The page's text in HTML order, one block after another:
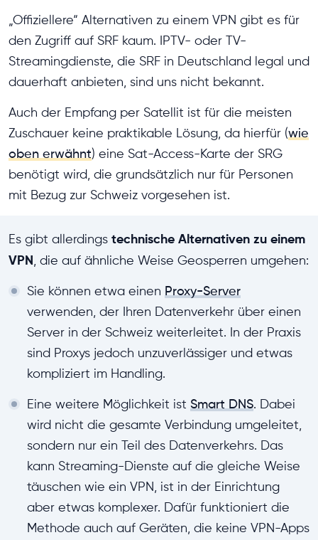
„Offiziellere“ Alternativen zu einem VPN gibt es für
den Zugriff auf SRF kaum. IPTV- oder TV-
Streamingdienste, die SRF in Deutschland legal und
dauerhaft anbieten, sind uns nicht bekannt.
Auch der Empfang per Satellit ist für die meisten
Zuschauer keine praktikable Lösung, da hierfür (wie
oben erwähnt) eine Sat-Access-Karte der SRG
benötigt wird, die grundsätzlich nur für Personen
mit Bezug zur Schweiz vorgesehen ist.
Es gibt allerdings technische Alternativen zu einem
VPN , die auf ähnliche Weise Geosperren umgehen:
Sie können etwa einen Proxy-Server
verwenden, der Ihren Datenverkehr über einen
Server in der Schweiz weiterleitet. In der Praxis
sind Proxys jedoch unzuverlässiger und etwas
kompliziert im Handling.
Eine weitere Möglichkeit ist Smart DNS. Dabei
wird nicht die gesamte Verbindung umgeleitet,
sondern nur ein Teil des Datenverkehrs. Das
kann Streaming-Dienste auf die gleiche Weise
täuschen wie ein VPN, ist in der Einrichtung
aber etwas komplexer. Dafür funktioniert die
Methode auch auf Geräten, die keine VPN-Apps